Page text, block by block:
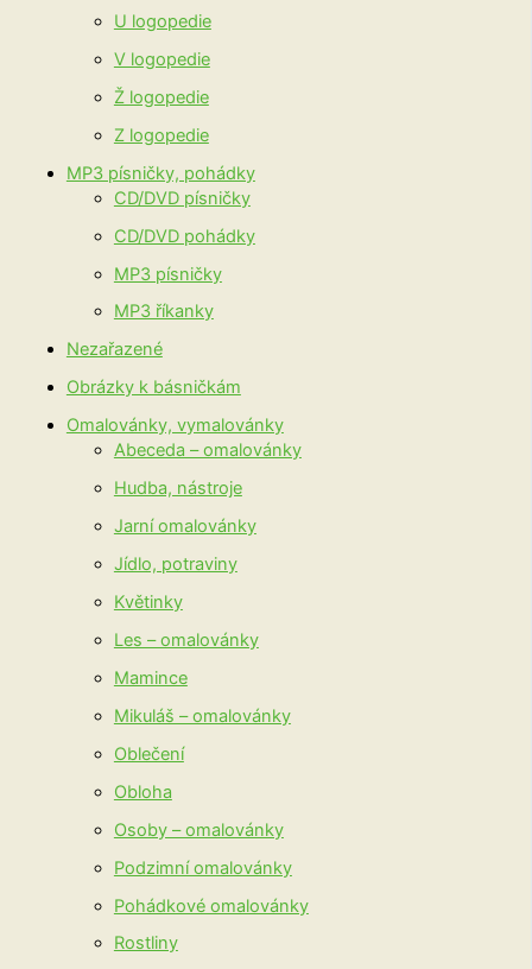
U logopedie
V logopedie
Ž logopedie
Z logopedie
MP3 písničky, pohádky
CD/DVD písničky
CD/DVD pohádky
MP3 písničky
MP3 říkanky
Nezařazené
Obrázky k básničkám
Omalovánky, vymalovánky
Abeceda – omalovánky
Hudba, nástroje
Jarní omalovánky
Jídlo, potraviny
Květinky
Les – omalovánky
Mamince
Mikuláš – omalovánky
Oblečení
Obloha
Osoby – omalovánky
Podzimní omalovánky
Pohádkové omalovánky
Rostliny